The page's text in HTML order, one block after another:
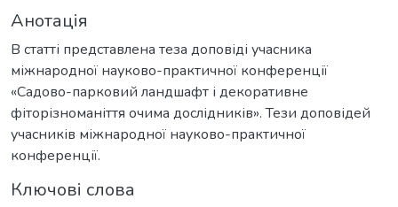
Анотація
В статті представлена теза доповіді учасника
міжнародної науково-практичної конференції
«Садово-парковий ландшафт і декоративне
фіторізноманіття очима дослідників». Тези доповідей
учасників міжнародної науково-практичної
конференції.
Ключові слова